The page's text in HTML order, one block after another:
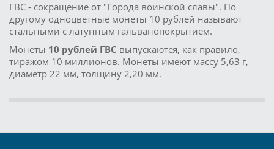
ГВС - сокращение от "Города воинской славы". По
другому одноцветные монеты 10 рублей называют
стальными с латунным гальванопокрытием.
Монеты 10 рублей ГВС выпускаются, как правило,
тиражом 10 миллионов. Монеты имеют массу 5,63 г,
диаметр 22 мм, толщину 2,20 мм.